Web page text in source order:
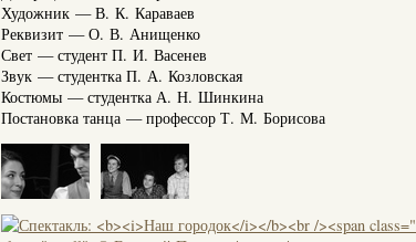
Художник — В. К. Караваев
Реквизит — О. В. Анищенко
Свет — студент П. И. Васенев
Звук — студентка П. А. Козловская
Костюмы — студентка А. Н. Шинкина
Постановка танца — профессор Т. М. Борисова